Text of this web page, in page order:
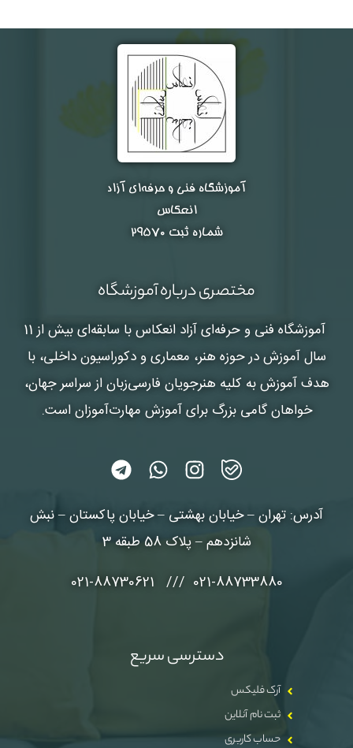
آموزشگاه فنی و حرفه‌ای آزاد
انعکاس
شماره ثبت ۲۹۵۷۰
مختصری درباره آموزشگاه
آموزشگاه فنی و حرفه‌ای آزاد انعکاس
با سابقه‌ای بیش از 11
سال آموزش در حوزه هنر، معماری و دکوراسیون داخلی، با
هدف آموزش به کلیه هنرجویان فارسی‌زبان از سراسر جهان،
خواهان گامی بزرگ برای آموزش مهارت‌آموزان است.
آدرس: تهران – خیابان بهشتی – خیابان پاکستان – نبش
شانزدهم – پلاک 58 طبقه 3
021-88733880 /// 021-88730621
دسترسی سریع
آرک فلیکس
ثبت نام آنلاین
حساب کاربری